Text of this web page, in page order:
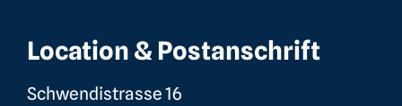
Location & Postanschrift
Schwendistrasse 16